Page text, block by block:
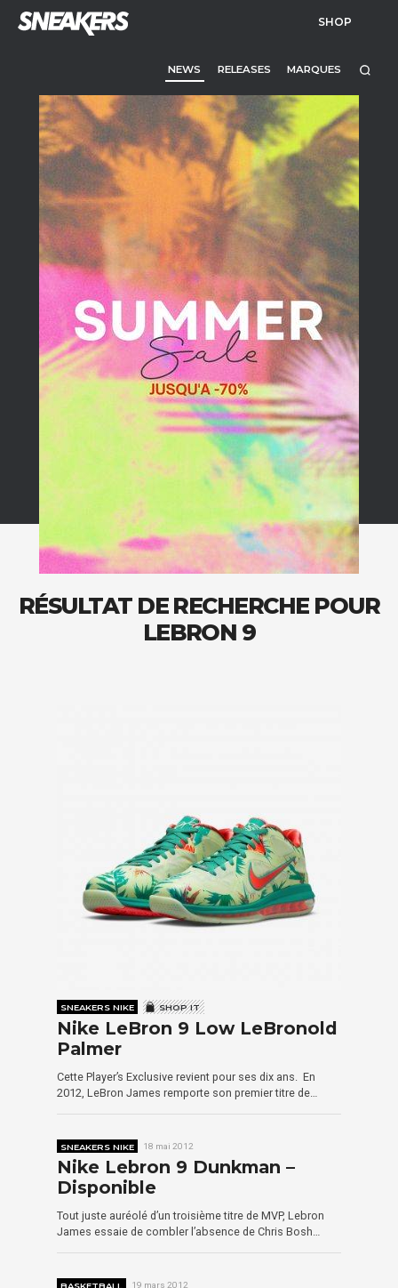
SHOP
NEWS RELEASES MARQUES
RÉSULTAT DE RECHERCHE POUR
LEBRON 9
SNEAKERS NIKE SHOP IT
Nike LeBron 9 Low LeBronold
Palmer
Cette Player’s Exclusive revient pour ses dix ans. En
2012, LeBron James remporte son premier titre de…
SNEAKERS NIKE 18 mai 2012
Nike Lebron 9 Dunkman –
Disponible
Tout juste auréolé d’un troisième titre de MVP, Lebron
James essaie de combler l’absence de Chris Bosh…
BASKETBALL 19 mars 2012